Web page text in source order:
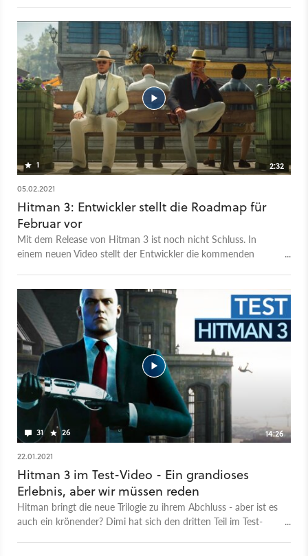
entwickelt wird. Das Studio hat mit Hitman GO und Hitman
Sniper bereits Erfahrung bei der Umsetzung von Mobile-
Games gesammelt. Project Hitman Sniper Assassins soll euch,
ähnlich wie Hitman 3 auf PC und Konsolen, viel Kreativität
und Spielraum beim Abschließen der Missionen ermöglichen.
1
2:32
05.02.2021
Hitman 3: Entwickler stellt die Roadmap für
Februar vor
Mit dem Release von Hitman 3 ist noch nicht Schluss. In
einem neuen Video stellt der Entwickler die kommenden
31 26
14:26
22.01.2021
Hitman 3 im Test-Video - Ein grandioses
Erlebnis, aber wir müssen reden
Hitman bringt die neue Trilogie zu ihrem Abchluss - aber ist es
auch ein krönender? Dimi hat sich den dritten Teil im Test-